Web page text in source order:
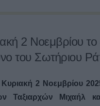
2 Νοεμβρίου
του Σωτήριου
Κυριακή 2 Νοεμβρίου
Ταξιαρχών Μιχαήλ